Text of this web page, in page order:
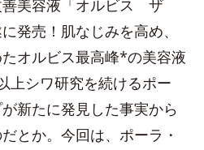
善美容液「オルビス ザ
発売！肌なじみを高め、
オルビス最高峰*の美容液
上シワ研究を続けるポー
新たに発見した事実から
とか。今回は、ポーラ・